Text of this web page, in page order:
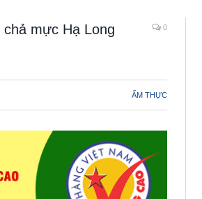
mực Hạ Long
0
ẨM THỰC